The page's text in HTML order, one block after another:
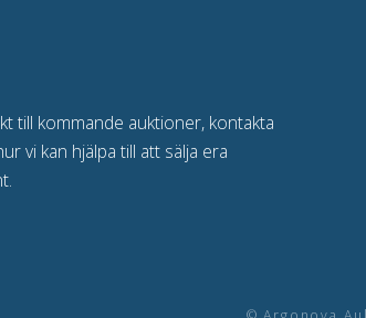
till kommande auktioner, kontakta
vi kan hjälpa till att sälja era